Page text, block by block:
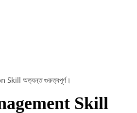
অত্যন্ত গুরুত্বপূর্ণ।
Skill